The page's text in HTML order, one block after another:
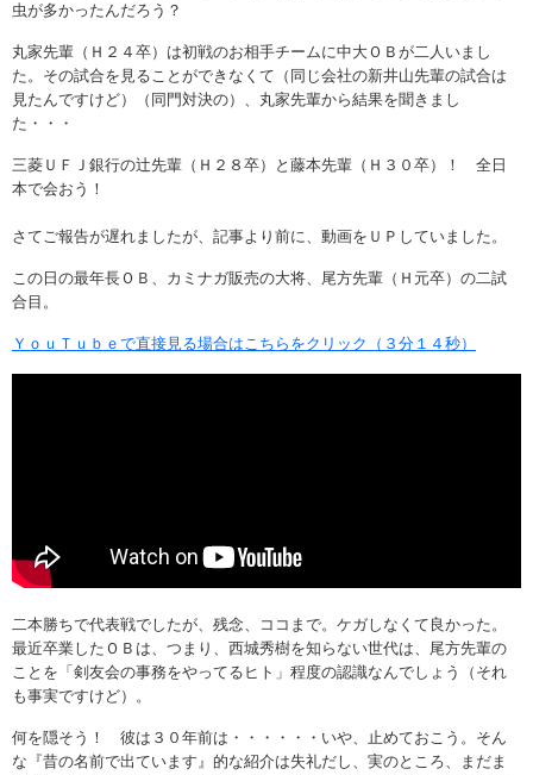
虫が多かったんだろう？
丸家先輩（Ｈ２４卒）は初戦のお相手チームに中大ＯＢが二人いまし
た。その試合を見ることができなくて（同じ会社の新井山先輩の試合は
見たんですけど）（同門対決の）、丸家先輩から結果を聞きまし
た・・・
三菱ＵＦＪ銀行の辻先輩（Ｈ２８卒）と藤本先輩（Ｈ３０卒）！ 全日
本で会おう！
さてご報告が遅れましたが、記事より前に、動画をＵＰしていました。
この日の最年長ＯＢ、カミナガ販売の大将、尾方先輩（Ｈ元卒）の二試
合目。
ＹｏｕＴｕｂｅで直接見る場合はこちらをクリック（３分１４秒）
二本勝ちで代表戦でしたが、残念、ココまで。ケガしなくて良かった。
最近卒業したＯＢは、つまり、西城秀樹を知らない世代は、尾方先輩の
ことを「剣友会の事務をやってるヒト」程度の認識なんでしょう（それ
も事実ですけど）。
何を隠そう！ 彼は３０年前は・・・・・・いや、止めておこう。そん
な『昔の名前で出ています』的な紹介は失礼だし、実のところ、まだま